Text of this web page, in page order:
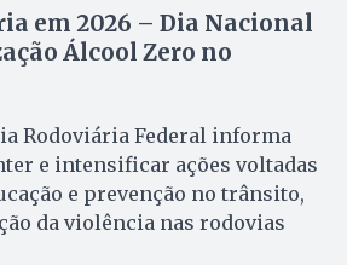
em 2026 – Dia Nacional
Álcool Zero no
Rodoviária Federal informa
e intensificar ações voltadas
e prevenção no trânsito,
da violência nas rodovias